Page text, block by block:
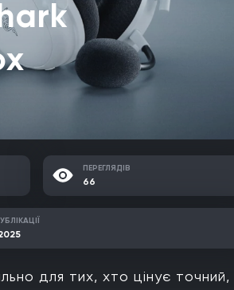
ПЕРЕГЛЯДІВ
66
для тих, хто цінує точний,